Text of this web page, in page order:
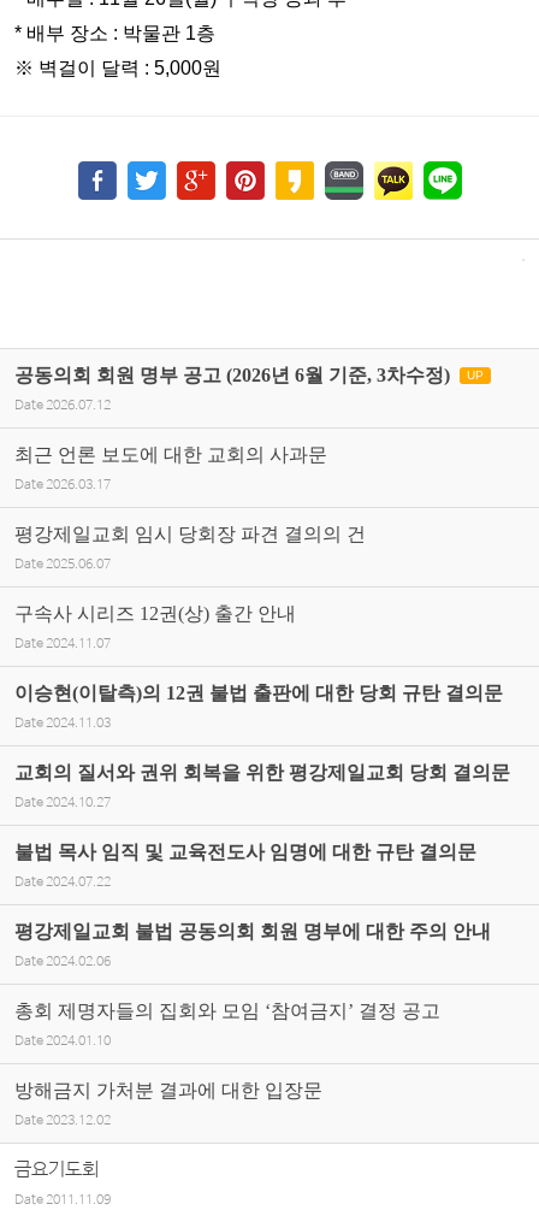
* 배부 장소 : 박물관 1층
※ 벽걸이 달력 : 5,000원
공동의회 회원 명부 공고 (2026년 6월 기준, 3차수정) UP
Date 2026.07.12
최근 언론 보도에 대한 교회의 사과문
Date 2026.03.17
평강제일교회 임시 당회장 파견 결의의 건
Date 2025.06.07
구속사 시리즈 12권(상) 출간 안내
Date 2024.11.07
이승현(이탈측)의 12권 불법 출판에 대한 당회 규탄 결의문
Date 2024.11.03
교회의 질서와 권위 회복을 위한 평강제일교회 당회 결의문
Date 2024.10.27
불법 목사 임직 및 교육전도사 임명에 대한 규탄 결의문
Date 2024.07.22
평강제일교회 불법 공동의회 회원 명부에 대한 주의 안내
Date 2024.02.06
총회 제명자들의 집회와 모임 ‘참여금지’ 결정 공고
Date 2024.01.10
방해금지 가처분 결과에 대한 입장문
Date 2023.12.02
금요기도회
Date2011.11.09